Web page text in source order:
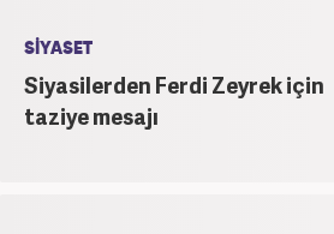
SİYASET
Siyasilerden Ferdi Zeyrek için
taziye mesajı